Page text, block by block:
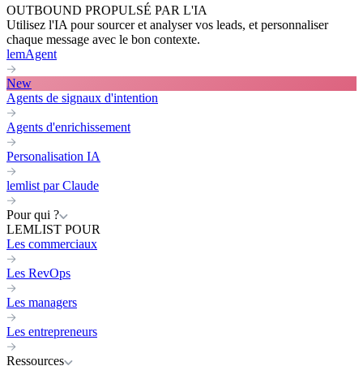
OUTBOUND PROPULSÉ PAR L'IA
Utilisez l'IA pour sourcer et analyser vos leads, et personnaliser
chaque message avec le bon contexte.
lemAgent
New
Agents de signaux d'intention
Agents d'enrichissement
Personalisation IA
lemlist par Claude
Pour qui ?
LEMLIST POUR
Les commerciaux
Les RevOps
Les managers
Les entrepreneurs
Ressources